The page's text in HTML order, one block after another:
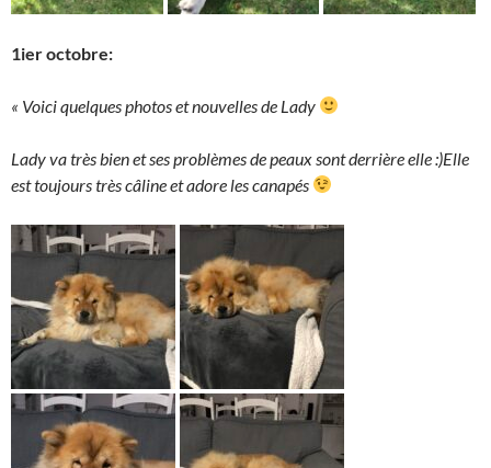
1ier octobre:
« Voici quelques photos et nouvelles de Lady
Lady va très bien et ses problèmes de peaux sont derrière elle :)Elle
est toujours très câline et adore les canapés